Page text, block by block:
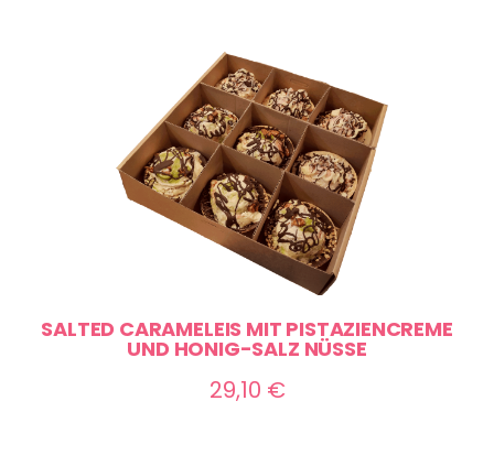
SALTED CARAMELEIS MIT PISTAZIENCREME
UND HONIG-SALZ NÜSSE
29,10 €